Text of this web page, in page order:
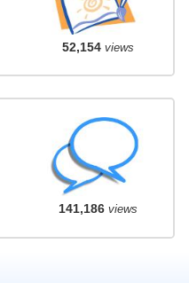
52,154views
141,186views